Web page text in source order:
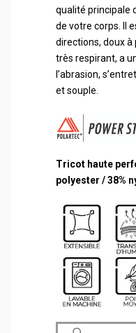
qualité principale
de votre corps. Il
directions, doux à
très respirant, a
l’abrasion,
et souple.
Tricot haute
polyester / 38%